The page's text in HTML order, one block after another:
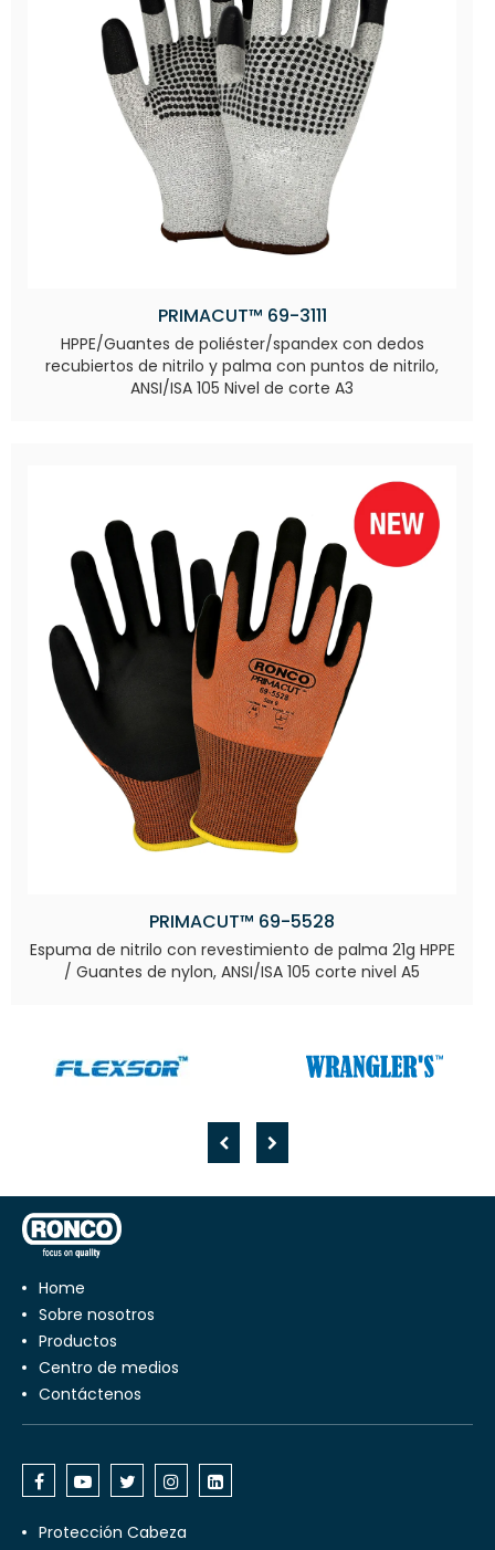
PRIMACUT™ 69-3111
HPPE/Guantes de poliéster/spandex con dedos
recubiertos de nitrilo y palma con puntos de nitrilo,
ANSI/ISA 105 Nivel de corte A3
PRIMACUT™ 69-5528
Espuma de nitrilo con revestimiento de palma 21g HPPE
/ Guantes de nylon, ANSI/ISA 105 corte nivel A5
Home
Sobre nosotros
Productos
Centro de medios
Contáctenos
Protección Cabeza